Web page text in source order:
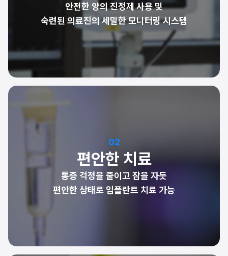
안전한 양의 진정제 사용 및
숙련된 의료진의 세밀한 모니터링 시스템
02
편안한 치료
통증 걱정을 줄이고 잠을 자듯
편안한 상태로 임플란트 치료 가능